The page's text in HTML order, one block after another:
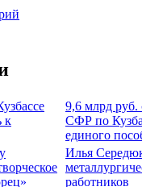
к
9,6 млрд руб.
СФР по
единого
Илья
работников